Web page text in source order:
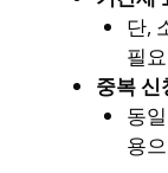
단,
필
중복 신
동
용